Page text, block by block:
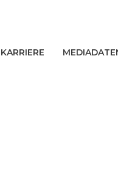
KARRIERE